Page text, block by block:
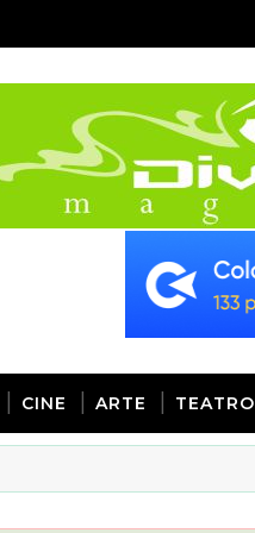
CINE ARTE TEATRO